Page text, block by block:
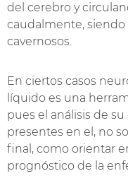
del cerebro y
caudalmente, siendo
cavernosos.
En ciertos casos
líquido es una
pues el análisis de
presentes en el, no
final, como orientar
prognóstico de la